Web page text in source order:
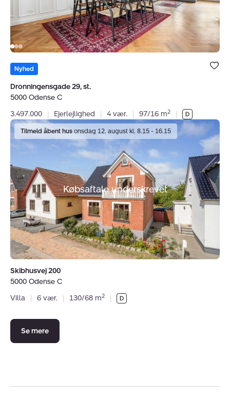
Bolig er
under dine
Nyhed
Dronningensgade 29, st.
5000 Odense C
3.497.000
| Ejerlejlighed | 4 vær. | 97/16 m2 |
Villa:
Skibhusvej
5000
Odense
C
Købsaftale underskrevet
Tilmeld åbent hus onsdag 12. august kl. 8.15 - 16.15
Skibhusvej 200
5000 Odense C
Villa
| 6 vær. | 130/68 m2 |
Se mere